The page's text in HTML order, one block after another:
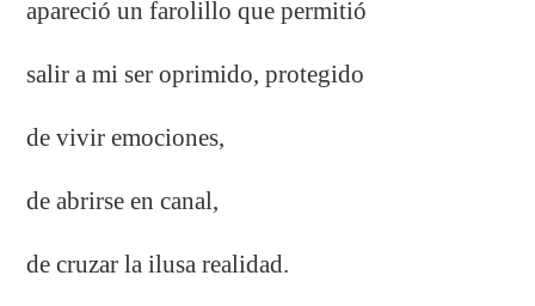
apareció un farolillo que permitió
salir a mi ser oprimido, protegido
de vivir emociones,
de abrirse en canal,
de cruzar la ilusa realidad.